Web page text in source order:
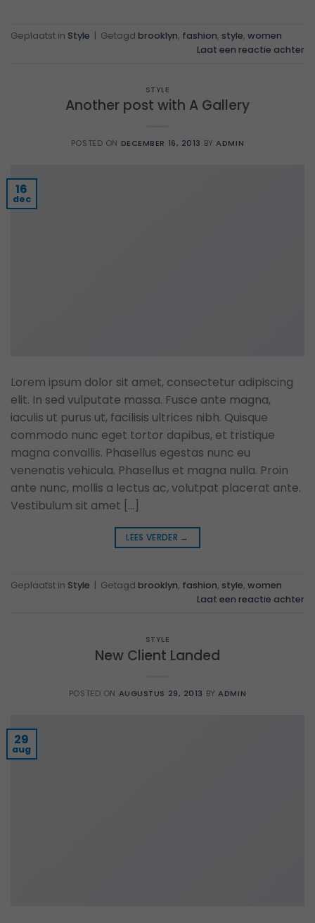
Geplaatst in Style | Getagd brooklyn, fashion, style, women
Laat een reactie achter
STYLE
Another post with A Gallery
POSTED ON DECEMBER 16, 2013 BYADMIN
16
dec
Lorem ipsum dolor sit amet, consectetur adipiscing
elit. In sed vulputate massa. Fusce ante magna,
iaculis ut purus ut, facilisis ultrices nibh. Quisque
commodo nunc eget tortor dapibus, et tristique
magna convallis. Phasellus egestas nunc eu
venenatis vehicula. Phasellus et magna nulla. Proin
ante nunc, mollis a lectus ac, volutpat placerat ante.
Vestibulum sit amet […]
LEES VERDER →
Geplaatst in Style Getagd brooklyn, fashion, style, women
Laat een reactie achter
STYLE
New Client Landed
POSTED ON AUGUSTUS 29, 2013 BYADMIN
29
aug